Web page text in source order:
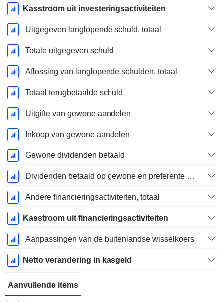
Kasstroom uit investeringsactiviteiten
Uitgegeven langlopende schuld, totaal
Totale uitgegeven schuld
Aflossing van langlopende schulden, totaal
Totaal terugbetaalde schuld
Uitgifte van gewone aandelen
Inkoop van gewone aandelen
Gewone dividenden betaald
Dividenden betaald op gewone en preferente aandelen
Andere financieringsactiviteiten, totaal
Kasstroom uit financieringsactiviteiten
Aanpassingen van de buitenlandse wisselkoers
Netto verandering in kasgeld
Aanvullende items